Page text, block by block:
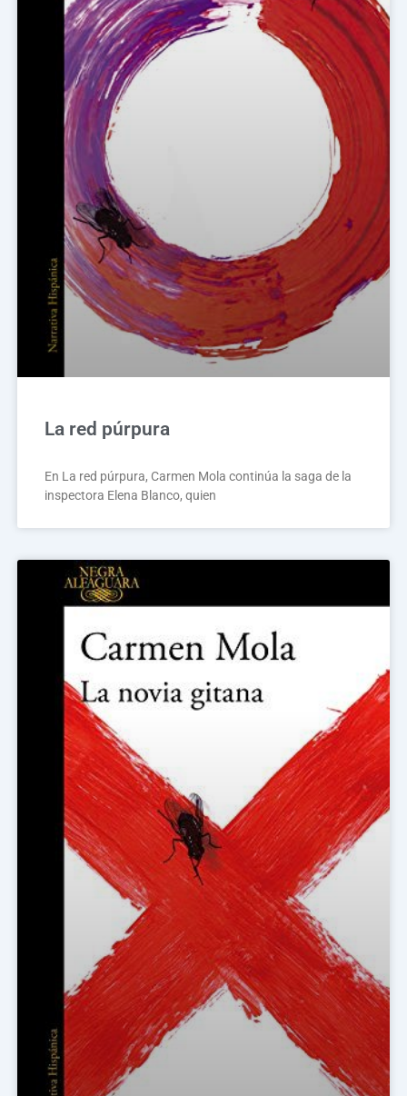
La red púrpura
En La red púrpura, Carmen Mola continúa la saga de la
inspectora Elena Blanco, quien